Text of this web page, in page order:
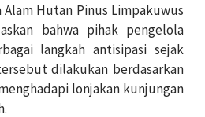
Alam Hutan Pinus Limpakuwus
bahwa pihak pengelola
langkah antisipasi sejak
dilakukan berdasarkan
lonjakan kunjungan